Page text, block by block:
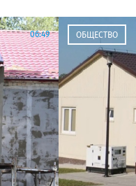
06:49 ОБЩЕСТВО